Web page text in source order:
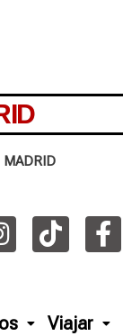
MADRID
Viajar